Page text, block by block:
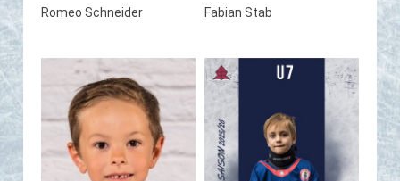
Romeo Schneider Fabian Stab